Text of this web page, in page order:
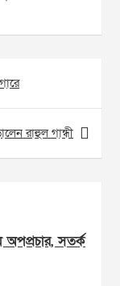
রাহুল গান্ধী
অপপ্রচার, সতর্ক